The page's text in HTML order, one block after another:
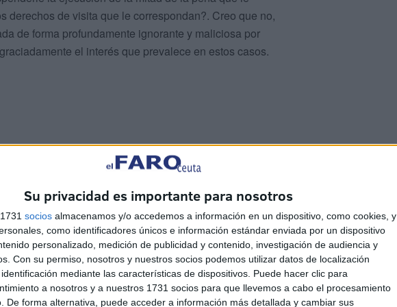
Su privacidad es importante para nosotros
socios almacenamos y/o accedemos a información en un dispositivo, como cookies, y
como identificadores únicos e información estándar enviada por un dispositivo
personalizado, medición de publicidad y contenido, investigación de audiencia y
Con su permiso, nosotros y nuestros socios podemos utilizar datos de localización
mediante las características de dispositivos. Puede hacer clic para
a nosotros y a nuestros 1731 socios para que llevemos a cabo el procesamiento
De forma alternativa, puede acceder a información más detallada y cambiar sus
derechos de visita que le correspondan?. Creo que no,
de forma profundamente ignorante y maliciosa por
el interés que prevalece en estos casos.
legal del menor ha prevalecido en los otros
de repatriación fueron detenidos judicialmente
que la Fiscalía de Ceuta ha citado como
del Gobierno de la ciudad, y además ha abierto
expulsión de hecho a Marruecos de uno de esos
del Juez. En el caso de los menores de Baleares se
tutela de organismos públicos. Consta que una de
vez. El PSOE, Més per Mallorca y Unidas Podemos
se creara una comisión de investigación al respecto